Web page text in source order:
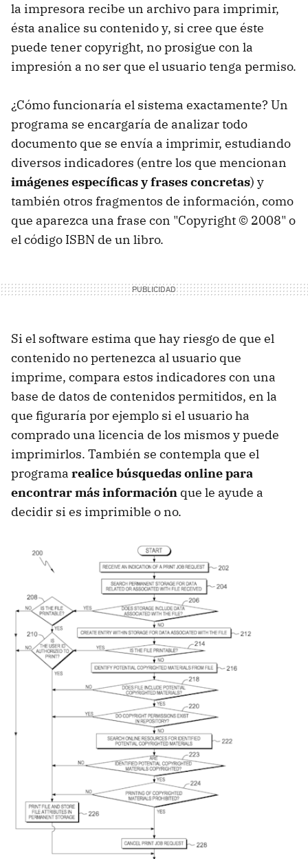
la impresora recibe un archivo para imprimir,
ésta analice su contenido y, si cree que éste
puede tener copyright, no prosigue con la
impresión a no ser que el usuario tenga permiso.
¿Cómo funcionaría el sistema exactamente? Un
programa se encargaría de analizar todo
documento que se envía a imprimir, estudiando
diversos indicadores (entre los que mencionan
imágenes específicas y frases concretas) y
también otros fragmentos de información, como
que aparezca una frase con "Copyright © 2008" o
el código ISBN de un libro.
Si el software estima que hay riesgo de que el
contenido no pertenezca al usuario que
imprime, compara estos indicadores con una
base de datos de contenidos permitidos, en la
que figuraría por ejemplo si el usuario ha
comprado una licencia de los mismos y puede
imprimirlos. También se contempla que el
programa realice búsquedas online para
encontrar más información que le ayude a
decidir si es imprimible o no.